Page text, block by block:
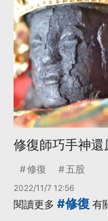
修復師巧手神
修復 五股
2022/11/7 12:56
閱讀更多 #修復 有